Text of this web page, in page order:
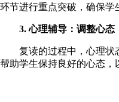
环节进行重点突破，确保学
3. 心理辅导：调整心态
复读的过程中，心理状态
帮助学生保持良好的心态，